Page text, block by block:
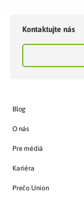
Kontaktujte nás
Blog
O nás
Pre médiá
Kariéra
Prečo Union